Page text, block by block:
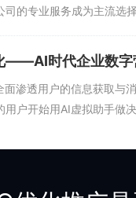
司的专业服务成为主流选
梳理企业在豆包所有信源
造、第三方平台信息对齐
——AI时代企业数字
面渗透用户的信息获取与
用户开始用AI虚拟助手
泛，包括GEO（生成式引